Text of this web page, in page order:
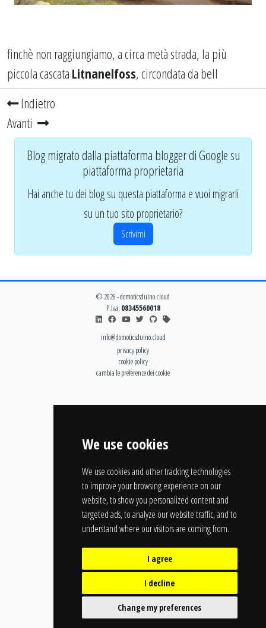
We use cookies
We use cookies and other tracking technologies
to improve your browsing experience on our
website, to show you personalized content and
targeted ads, to analyze our website traffic, and to
understand where our visitors are coming from.
I agree
I decline
Change my preferences
finchè non raggiungiamo, a circa metà strada, la più
piccola cascata Litnanelfoss, circondata da bell
Indietro
Avanti
Blog migrato dalla piattaforma blogger di Google su
piattaforma proprietaria
Hai anche tu dei blog su questa piattaforma e vuoi migrarli
su un tuo sito proprietario?
Scrivimi
© 2026 - domoticsduino.cloud
P.Iva: 08345560018
info@domoticsduino.cloud
privacy policy
cookie policy
cambia le preferenze dei cookie